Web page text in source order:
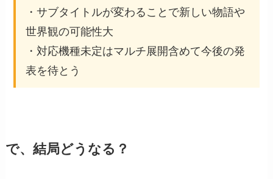
・サブタイトルが変わることで新しい物語や
世界観の可能性大
・対応機種未定はマルチ展開含めて今後の発
表を待とう
で、結局どうなる？